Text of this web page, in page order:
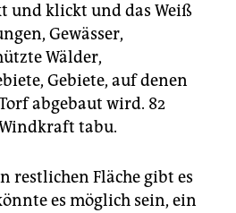
und klickt und das Weiß
Gewässer,
Wälder,
Gebiete, auf denen
abgebaut wird. 82
tabu.
restlichen Fläche gibt es
es möglich sein, ein